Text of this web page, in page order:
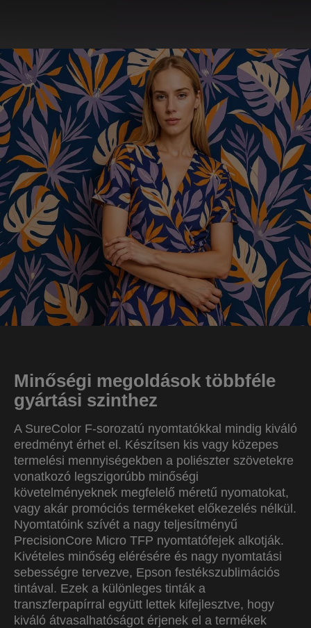
Minőségi megoldások többféle
gyártási szinthez
A SureColor F-sorozatú nyomtatókkal mindig kiváló
eredményt érhet el. Készítsen kis vagy közepes
termelési mennyiségekben a poliészter szövetekre
vonatkozó legszigorúbb minőségi
követelményeknek megfelelő méretű nyomatokat,
vagy akár promóciós termékeket előkezelés nélkül.
Nyomtatóink szívét a nagy teljesítményű
PrecisionCore Micro TFP nyomtatófejek alkotják.
Kivételes minőség elérésére és nagy nyomtatási
sebességre tervezve, Epson festékszublimációs
tintával. Ezek a különleges tinták a
transzferpapírral együtt lettek kifejlesztve, hogy
kiváló átvasalhatóságot érjenek el a termékek